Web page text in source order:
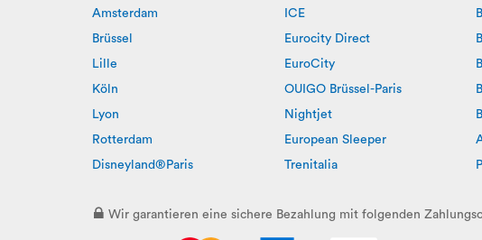
Amsterdam
Brüssel
Lille
Köln
Lyon
Rotterdam
Disneyland®Paris
ICE
Eurocity Direct
EuroCity
OUIGO Brüssel-Paris
Nightjet
European Sleeper
Trenitalia
Wir garantieren eine sichere Bezahlung mit folgenden